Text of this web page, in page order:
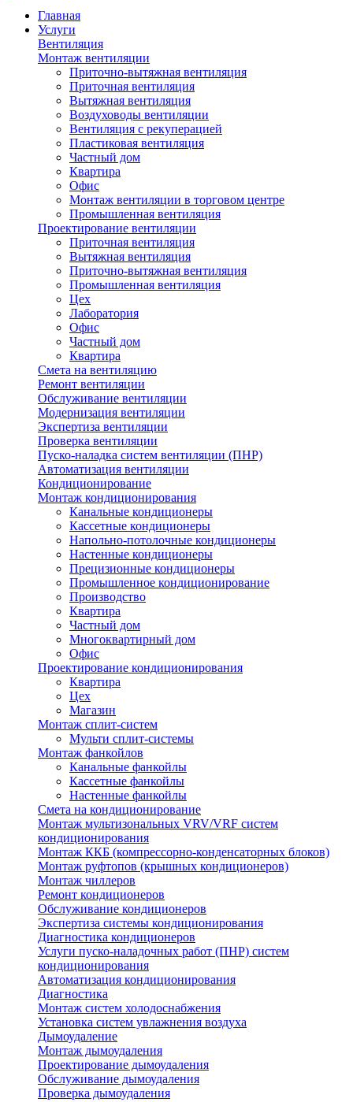
Главная
Услуги
Вентиляция
Монтаж вентиляции
Приточно-вытяжная вентиляция
Приточная вентиляция
Вытяжная вентиляция
Воздуховоды вентиляции
Вентиляция с рекуперацией
Пластиковая вентиляция
Частный дом
Квартира
Офис
Монтаж вентиляции в торговом центре
Промышленная вентиляция
Проектирование вентиляции
Приточная вентиляция
Вытяжная вентиляция
Приточно-вытяжная вентиляция
Промышленная вентиляция
Цех
Лаборатория
Офис
Частный дом
Квартира
Смета на вентиляцию
Ремонт вентиляции
Обслуживание вентиляции
Модернизация вентиляции
Экспертиза вентиляции
Проверка вентиляции
Пуско-наладка систем вентиляции (ПНР)
Автоматизация вентиляции
Кондиционирование
Монтаж кондиционирования
Канальные кондиционеры
Кассетные кондиционеры
Напольно-потолочные кондиционеры
Настенные кондиционеры
Прецизионные кондиционеры
Промышленное кондиционирование
Производство
Квартира
Частный дом
Многоквартирный дом
Офис
Проектирование кондиционирования
Квартира
Цех
Магазин
Монтаж сплит-систем
Мульти сплит-системы
Монтаж фанкойлов
Канальные фанкойлы
Кассетные фанкойлы
Настенные фанкойлы
Смета на кондиционирование
Монтаж мультизональных VRV/VRF систем
кондиционирования
Монтаж ККБ (компрессорно-конденсаторных блоков)
Монтаж руфтопов (крышных кондиционеров)
Монтаж чиллеров
Ремонт кондиционеров
Обслуживание кондиционеров
Экспертиза системы кондиционирования
Диагностика кондиционеров
Услуги пуско-наладочных работ (ПНР) систем
кондиционирования
Автоматизация кондиционирования
Диагностика
Монтаж систем холодоснабжения
Установка систем увлажнения воздуха
Дымоудаление
Монтаж дымоудаления
Проектирование дымоудаления
Обслуживание дымоудаления
Проверка дымоудаления